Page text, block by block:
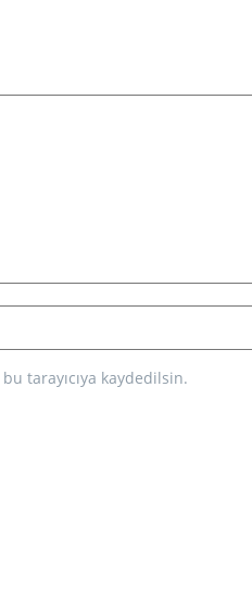
tarayıcıya kaydedilsin.